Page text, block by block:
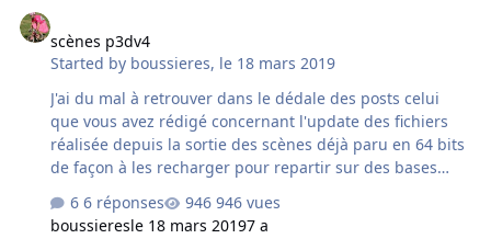
scènes p3dv4
Started by boussieres, le 18 mars 2019
J'ai du mal à retrouver dans le dédale des posts celui
que vous avez rédigé concernant l'update des fichiers
réalisée depuis la sortie des scènes déjà paru en 64 bits
de façon à les recharger pour repartir sur des bases
saines. Merci
6 réponses
946 vues
boussieresle 18 mars 20197 a